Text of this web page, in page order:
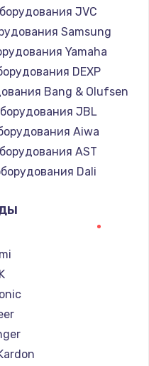
JVC
Samsung
Yamaha
DEXP
Bang & Olufsen
JBL
Aiwa
AST
Dali
Marshall
Supra